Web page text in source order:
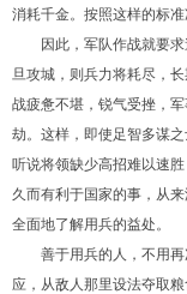
消耗千金。按照这样的标
因此，军队作战就要
旦攻城，则兵力将耗尽，
战疲惫不堪，锐气受挫，
劫。这样，即使足智多谋
听说将领缺少高招难以速
久而有利于国家的事，从
全面地了解用兵的益处。
善于用兵的人，不用
应，从敌人那里设法夺取